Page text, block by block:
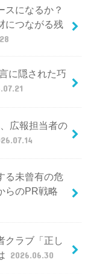
スになるか？
につながる残
に隠された巧
広報担当者の
る未曾有の危
らのPR戦略
クラブ「正し
2026.06.30